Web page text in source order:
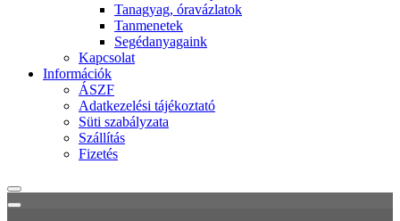
Tanagyag, óravázlatok
Tanmenetek
Segédanyagaink
Kapcsolat
Információk
ÁSZF
Adatkezelési tájékoztató
Süti szabályzata
Szállítás
Fizetés